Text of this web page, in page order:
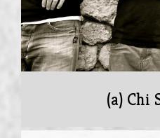
(a) Chi